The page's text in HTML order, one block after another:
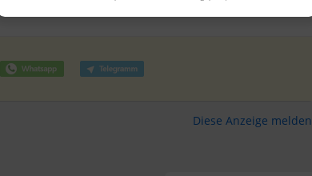
Diese Anzeige melden